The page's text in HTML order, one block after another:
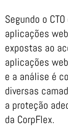
Segundo o
aplicações
expostas ao
aplicações
e a análise é
diversas
a proteção
da CorpFlex.